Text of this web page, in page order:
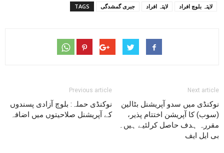
TAGS جبری گمشدگی لاپتہ افراد لاپتہ بلوچ افراد
Previous article
نوکنڈی حملہ: بلوچ آزادی پسندوں
کے آپریشنل صلاحیتوں میں اضافہ
Next article
نوکنڈی میں سدو آپریشنل بٹالین
(سوب) کا آپریشن اختتام پذیر،
مقررہ ہدف حاصل کرلئیے ہیں۔
بی ایل ایف